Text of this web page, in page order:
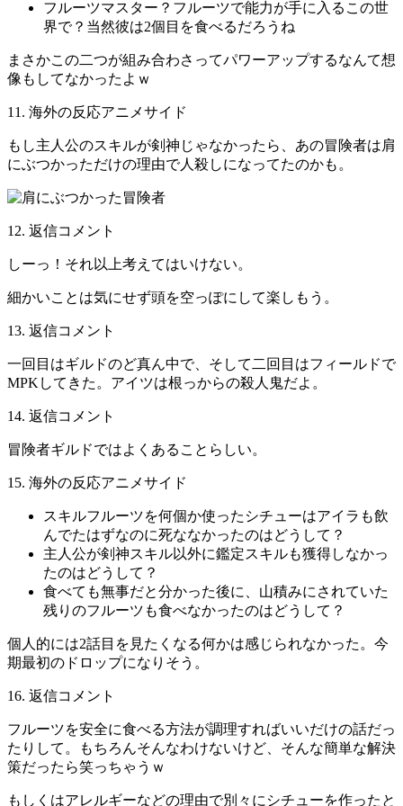
フルーツマスター？フルーツで能力が手に入るこの世
界で？当然彼は2個目を食べるだろうね
まさかこの二つが組み合わさってパワーアップするなんて想
像もしてなかったよｗ
11. 海外の反応アニメサイド
もし主人公のスキルが剣神じゃなかったら、あの冒険者は肩
にぶつかっただけの理由で人殺しになってたのかも。
12. 返信コメント
しーっ！それ以上考えてはいけない。
細かいことは気にせず頭を空っぽにして楽しもう。
13. 返信コメント
一回目はギルドのど真ん中で、そして二回目はフィールドで
MPKしてきた。アイツは根っからの殺人鬼だよ。
14. 返信コメント
冒険者ギルドではよくあることらしい。
15. 海外の反応アニメサイド
スキルフルーツを何個か使ったシチューはアイラも飲
んでたはずなのに死ななかったのはどうして？
主人公が剣神スキル以外に鑑定スキルも獲得しなかっ
たのはどうして？
食べても無事だと分かった後に、山積みにされていた
残りのフルーツも食べなかったのはどうして？
個人的には2話目を見たくなる何かは感じられなかった。今
期最初のドロップになりそう。
16. 返信コメント
フルーツを安全に食べる方法が調理すればいいだけの話だっ
たりして。もちろんそんなわけないけど、そんな簡単な解決
策だったら笑っちゃうｗ
もしくはアレルギーなどの理由で別々にシチューを作ったと